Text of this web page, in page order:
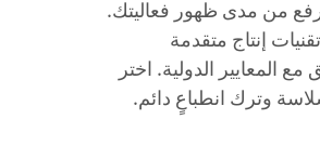
من مدى ظهور فعاليتك.
١٤ عامًا، نستخدم تقنيات إنتاج متقدمة
المعايير الدولية. اختر
وترك انطباعٍ دائم.